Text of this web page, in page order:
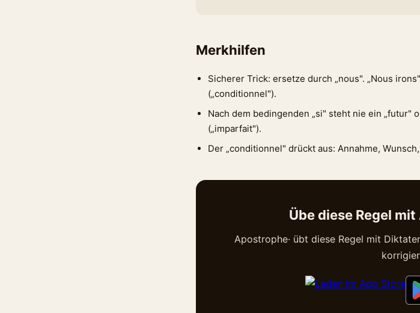
Merkhilfen
Sicherer Trick: ersetze durch „nous". „Nous
(„conditionnel").
Nach dem bedingenden „si" steht nie ein „futur"
(„imparfait").
Der „conditionnel" drückt aus: Annahme,
Übe diese Regel
Apostrophe· übt diese Regel mit